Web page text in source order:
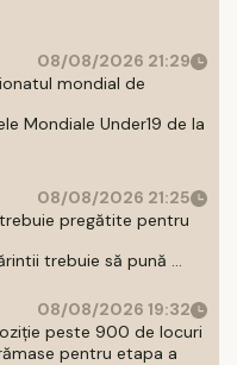
08/08/2026 21:29
mondial de
Mondiale Under19 de la
08/08/2026 21:25
pregătite pentru
trebuie să pună ...
08/08/2026 19:32
peste 900 de locuri
pentru etapa a